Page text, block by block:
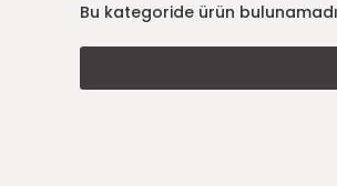
Bu kategoride ürün